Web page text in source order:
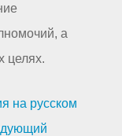
а
целях.
на русском